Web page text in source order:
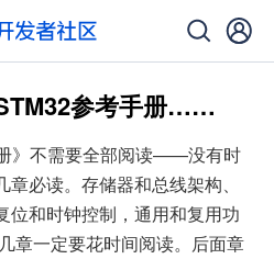
参考手册……
》不需要全部阅读——没有时
必读。存储器和总线架构、
位和时钟控制，通用和复用功
章一定要花时间阅读。后面章